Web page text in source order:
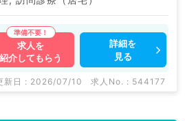
求人を
紹介してもらう
詳細を
見る
新日 : 2026/07/10 求人No. : 544177